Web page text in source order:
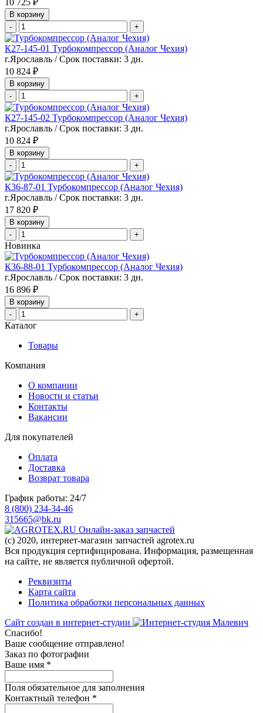
В корзину
-
+
К27-145-01 Турбокомпрессор (Аналог Чехия)
г.Ярославль / Срок поставки: 3 дн.
10 824 ₽
В корзину
-
+
К27-145-02 Турбокомпрессор (Аналог Чехия)
г.Ярославль / Срок поставки: 3 дн.
10 824 ₽
В корзину
-
+
К36-87-01 Турбокомпрессор (Аналог Чехия)
г.Ярославль / Срок поставки: 3 дн.
17 820 ₽
В корзину
-
+
Новинка
К36-88-01 Турбокомпрессор (Аналог Чехия)
г.Ярославль / Срок поставки: 3 дн.
16 896 ₽
В корзину
-
+
Каталог
Товары
Компания
О компании
Новости и статьи
Контакты
Вакансии
Для покупателей
Оплата
Доставка
Возврат товара
График работы: 24/7
8 (800) 234-34-46
315665@bk.ru
Онлайн-заказ запчастей
(c) 2020, интернет-магазин запчастей agrotex.ru
Вся продукция сертифицирована. Информация, размещенная
на сайте, не является публичной офертой.
Реквизиты
Карта сайта
Политика обработки персональных данных
Сайт создан в интернет-студии
Спасибо!
Ваше сообщение отправлено!
Заказ по фотографии
Ваше имя *
Поля обязательное для заполнения
Контактный телефон *